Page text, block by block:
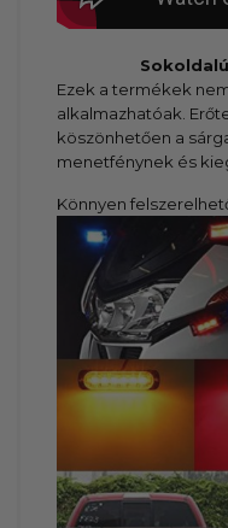
Ezek a termékek
alkalmazhatóak.
köszönhetően a
menetfénynek és
Könnyen